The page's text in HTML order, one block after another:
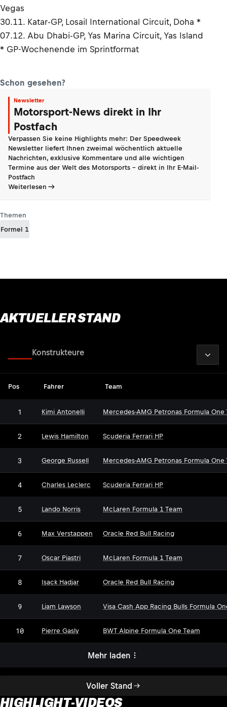
Vegas
30.11. Katar-GP, Losail International Circuit, Doha *
07.12. Abu Dhabi-GP, Yas Marina Circuit, Yas Island
* GP-Wochenende im Sprintformat
Schon gesehen?
Newsletter
Motorsport-News direkt in Ihr
Postfach
Verpassen Sie keine Highlights mehr: Der Speedweek
Newsletter liefert Ihnen zweimal wöchentlich aktuelle
Nachrichten, exklusive Kommentare und alle wichtigen
Termine aus der Welt des Motorsports - direkt in Ihr E-Mail-
Postfach
Weiterlesen
Themen
Formel 1
AKTUELLER STAND
Voller Stand
Konstrukteure
Pos Fahrer Team
1 Kimi Antonelli Mercedes-AMG Petronas Formula One
2 Lewis Hamilton Scuderia Ferrari HP
3 George Russell Mercedes-AMG Petronas Formula One
4 Charles Leclerc Scuderia Ferrari HP
5 Lando Norris McLaren Formula 1 Team
6 Max Verstappen Oracle Red Bull Racing
7 Oscar Piastri McLaren Formula 1 Team
8 Isack Hadjar Oracle Red Bull Racing
9 Liam Lawson Visa Cash App Racing Bulls Formula
10 Pierre Gasly BWT Alpine Formula One Team
Mehr laden
HIGHLIGHT-VIDEOS